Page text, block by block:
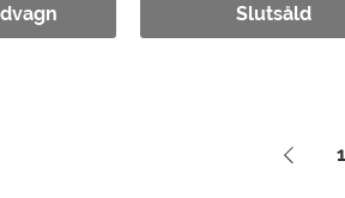
Slutsåld
1